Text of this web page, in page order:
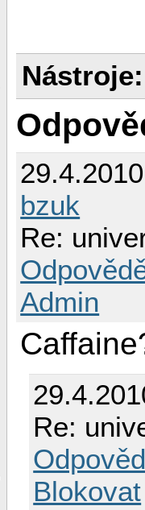
Nástroje:
bzuk
Re:
Admin
Re:
Blokovat